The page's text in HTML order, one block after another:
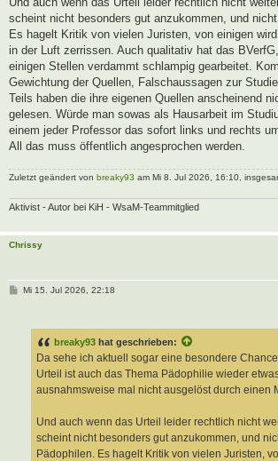
scheint nicht besonders gut anzukommen, und
Es hagelt Kritik von vielen Juristen, von einigen
in der Luft zerrissen. Auch qualitativ hat das
einigen Stellen verdammt schlampig gearbeitet.
Gewichtung der Quellen, Falschaussagen zur
Teils haben die ihre eigenen Quellen anscheinend
gelesen. Würde man sowas als Hausarbeit im
einem jeder Professor das sofort links und rechts
All das muss öffentlich angesprochen werden.
Zuletzt geändert von breaky93 am Mi 8. Jul 2026, 16:10,
Aktivist - Autor bei KiH - WsaM-Teammitglied
Chrissy
BMi 15. Jul 2026, 22:18
breaky93 hat geschrieben:
Da sehe ich aktuell sogar eine besondere
Urteil ist auch das Thema Pädophilie wieder
ausnahmsweise mal nicht ausgelöst durch einen
Und auch wenn das Urteil leider rechtlich nicht
scheint nicht besonders gut anzukommen, und
Pädophilen. Es hagelt Kritik von vielen Juristen,